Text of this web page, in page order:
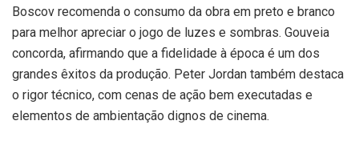
Boscov recomenda o consumo da obra em preto e branco
para melhor apreciar o jogo de luzes e sombras. Gouveia
concorda, afirmando que a fidelidade à época é um dos
grandes êxitos da produção. Peter Jordan também destaca
o rigor técnico, com cenas de ação bem executadas e
elementos de ambientação dignos de cinema.